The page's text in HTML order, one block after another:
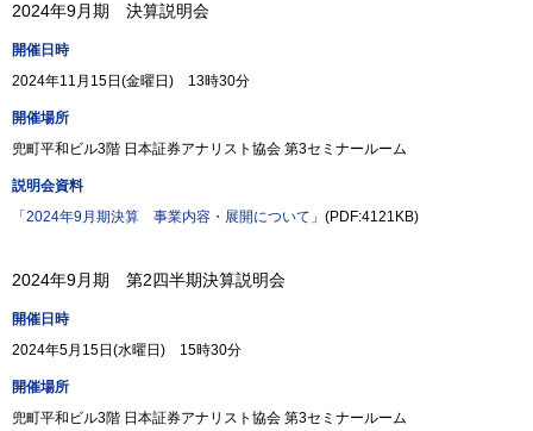
2024年9月期 決算説明会
開催日時
2024年11月15日(金曜日) 13時30分
開催場所
兜町平和ビル3階 日本証券アナリスト協会 第3セミナールーム
説明会資料
「2024年9月期決算 事業内容・展開について」 (PDF:4121KB)
2024年9月期 第2四半期決算説明会
開催日時
2024年5月15日(水曜日) 15時30分
開催場所
兜町平和ビル3階 日本証券アナリスト協会 第3セミナールーム